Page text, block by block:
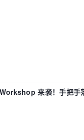
来袭！手把手